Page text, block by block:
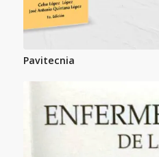
Pavitecnia